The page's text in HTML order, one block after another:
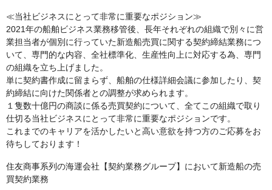
≪当社ビジネスにとって非常に重要なポジション≫
2021年の船舶ビジネス業務移管後、長年それぞれの組織で別々に営
業担当者が個別に行っていた新造船売買に関する契約締結業務につ
いて、専門的な内容、全社標準化、生産性向上に対応する為、専門
の組織を立ち上げました。
単に契約書作成に留まらず、船舶の仕様詳細会議に参加したり、契
約締結に向けた関係者との調整が求められます。
１隻数十億円の商談に係る売買契約について、全てこの組織で取り
仕切る当社ビジネスにとって非常に重要なポジションです。
これまでのキャリアを活かしたいと高い意欲を持つ方のご応募をお
待ちしております！
住友商事系列の海運会社【契約業務グループ】において新造船の売
買契約業務